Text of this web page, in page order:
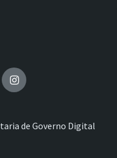
Instagram
de Governo Digital